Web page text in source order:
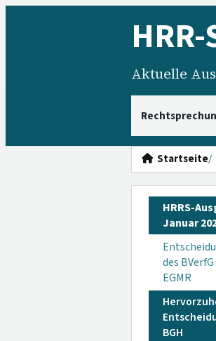
HRR-
Aktuelle
Startseite
HRRS-
Januar
des
EGMR
BGH